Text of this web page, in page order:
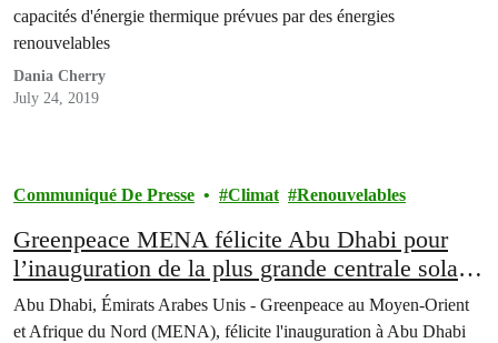
capacités d'énergie thermique prévues par des énergies
renouvelables
Dania Cherry
July 24, 2019
Communiqué De Presse Climat Renouvelables
Greenpeace MENA félicite Abu Dhabi pour
l’inauguration de la plus grande centrale solaire
au monde
Abu Dhabi, Émirats Arabes Unis - Greenpeace au Moyen-Orient
et Afrique du Nord (MENA), félicite l'inauguration à Abu Dhabi